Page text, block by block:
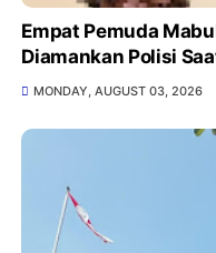
Empat Pemuda
Diamankan Polisi
MONDAY, AUGUST 03, 2026